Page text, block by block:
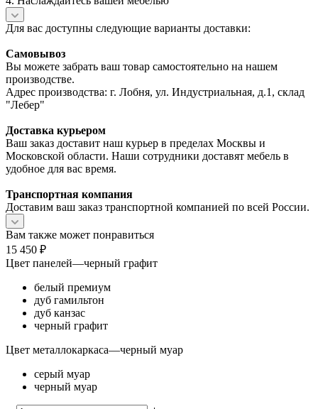
Для вас доступны следующие варианты доставки:
Самовывоз
Вы можете забрать ваш товар самостоятельно на нашем
производстве.
Адрес производства: г. Лобня, ул. Индустриальная, д.1, склад
"Лебер"
Доставка курьером
Ваш заказ доставит наш курьер в пределах Москвы и
Московской области. Наши сотрудники доставят мебель в
удобное для вас время.
Транспортная компания
Доставим ваш заказ транспортной компанией по всей России.
Вам также может понравиться
15 450 ₽
Цвет панелей—черный графит
белый премиум
дуб гамильтон
дуб канзас
черный графит
Цвет металлокаркаса—черный муар
серый муар
черный муар